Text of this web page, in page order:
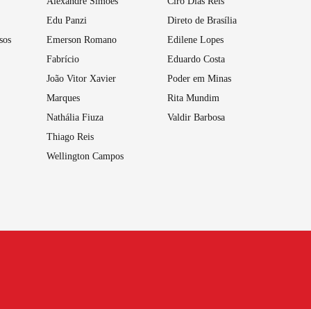
Edu Panzi
Emerson Romano
Fabrício
João Vitor Xavier
Marques
Nathália Fiuza
Thiago Reis
Wellington Campos
Direto de Brasília
Edilene Lopes
Eduardo Costa
Poder em Minas
Rita Mundim
Valdir Barbosa